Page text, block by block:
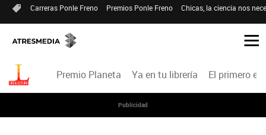
Carreras Ponle Freno Premios Ponle Freno Chicas, la ciencia nos
Premio Planeta Ya en tu librería El primero en
Publicidad